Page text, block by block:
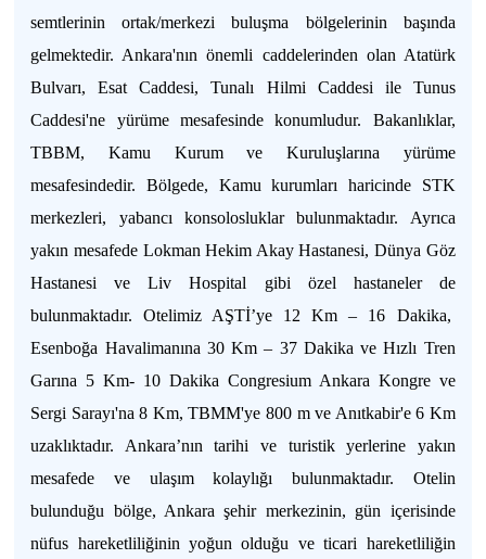
semtlerinin ortak/merkezi buluşma bölgelerinin başında
gelmektedir. Ankara'nın önemli caddelerinden olan Atatürk
Bulvarı, Esat Caddesi, Tunalı Hilmi Caddesi ile Tunus
Caddesi'ne yürüme mesafesinde konumludur. Bakanlıklar,
TBBM, Kamu Kurum ve Kuruluşlarına yürüme
mesafesindedir. Bölgede, Kamu kurumları haricinde STK
merkezleri, yabancı konsolosluklar bulunmaktadır. Ayrıca
yakın mesafede Lokman Hekim Akay Hastanesi, Dünya Göz
Hastanesi ve Liv Hospital gibi özel hastaneler de
bulunmaktadır.
Otelimiz AŞTİ’ye 12 Km – 16 Dakika,
Esenboğa Havalimanına 30 Km – 37 Dakika ve Hızlı Tren
Garına 5 Km- 10 Dakika Congresium Ankara Kongre ve
Sergi Sarayı'na 8 Km, TBMM'ye 800 m ve Anıtkabir'e 6 Km
uzaklıktadır. Ankara’nın tarihi ve turistik yerlerine yakın
mesafede ve ulaşım kolaylığı bulunmaktadır. Otelin
bulunduğu bölge, Ankara şehir merkezinin, gün içerisinde
nüfus hareketliliğinin yoğun olduğu ve ticari hareketliliğin